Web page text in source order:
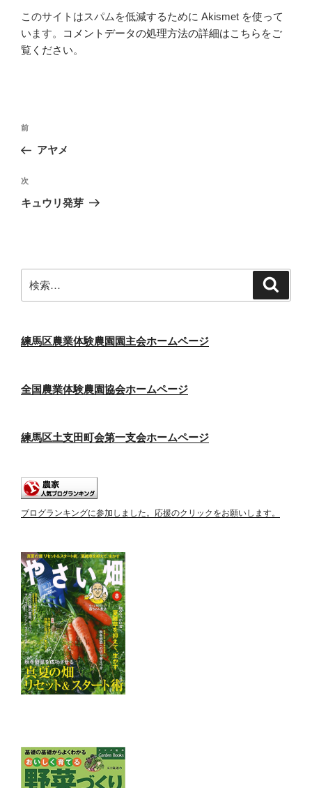
このサイトはスパムを低減するために Akismet を使って
います。
コメントデータの処理方法の詳細はこちらをご
覧ください。
投
ナ
ビ
ゲ
ン
前
の
稿
前
アヤメ
次
の
次
キュウリ発芽
索:
練馬区農業体験農園園主会ホームページ
全国農業体験農園協会ホームページ
練馬区土支田町会第一支会ホームページ
ブログランキングに参加しました。応援のクリックをお願いします。